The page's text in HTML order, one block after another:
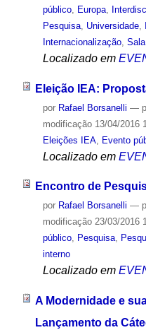
público, Europa,
Pesquisa, Universidade,
Internacionalização,
Localizado em
Eleição IEA:
por Rafael Borsanelli —
modificação13/04/2016
Eleições IEA, Evento
Localizado em
Encontro de
por Rafael Borsanelli —
modificação23/03/2016
público, Pesquisa,
interno
Localizado em
A Modernidade e
Lançamento da